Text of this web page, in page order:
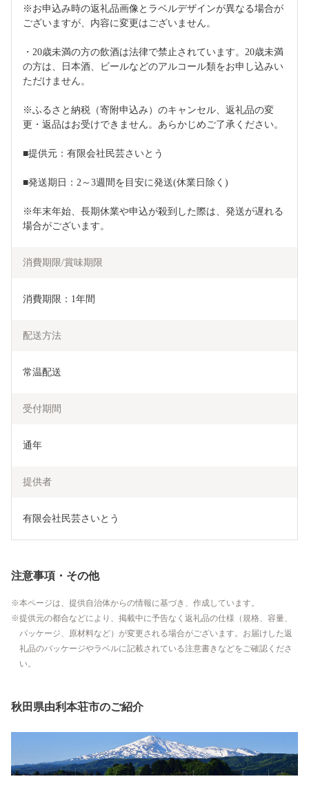
※お申込み時の返礼品画像とラベルデザインが異なる場合が
ございますが、内容に変更はございません。
・20歳未満の方の飲酒は法律で禁止されています。20歳未満
の方は、日本酒、ビールなどのアルコール類をお申し込みい
ただけません。
※ふるさと納税（寄附申込み）のキャンセル、返礼品の変
更・返品はお受けできません。あらかじめご了承ください。
■提供元：有限会社民芸さいとう
■発送期日：2～3週間を目安に発送(休業日除く)
※年末年始、長期休業や申込が殺到した際は、発送が遅れる
場合がございます。
消費期限/賞味期限
消費期限：1年間
配送方法
常温配送
受付期間
通年
提供者
有限会社民芸さいとう
注意事項・その他
本ページは、提供自治体からの情報に基づき、作成しています。
提供元の都合などにより、掲載中に予告なく返礼品の仕様（規格、容量、
パッケージ、原材料など）が変更される場合がございます。お届けした返
礼品のパッケージやラベルに記載されている注意書きなどをご確認くださ
い。
秋田県由利本荘市のご紹介